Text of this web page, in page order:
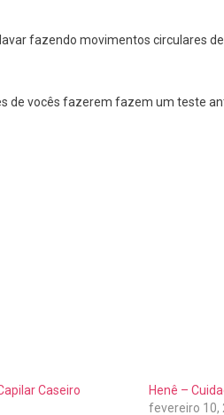
fazendo movimentos circulares
de vocês fazerem fazem um teste
Caseiro
Henê –
fevereiro 10,